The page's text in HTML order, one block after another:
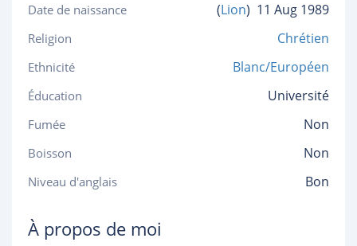
Date de naissance (Lion) 11 Aug 1989
Religion Chrétien
Ethnicité Blanc/Européen
Éducation Université
Fumée Non
Boisson Non
Niveau d'anglais Bon
À propos de moi